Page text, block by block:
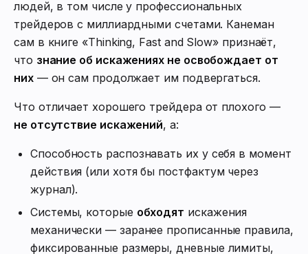
людей, в том числе у профессиональных
трейдеров с миллиардными счетами. Канеман
сам в книге «Thinking, Fast and Slow» признаёт,
что знание об искажениях не освобождает от
них— он сам продолжает им подвергаться.
Что отличает хорошего трейдера от плохого —
не отсутствие искажений, а:
Способность распознавать их у себя в момент
действия (или хотя бы постфактум через
журнал).
Системы, которые обходят искажения
механически — заранее прописанные правила,
фиксированные размеры, дневные лимиты,